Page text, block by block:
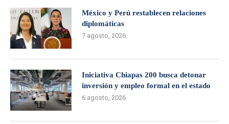
México y Perú restablecen relaciones
diplomáticas
7 agosto, 2026
Iniciativa Chiapas 200 busca detonar
inversión y empleo formal en el estado
6 agosto, 2026